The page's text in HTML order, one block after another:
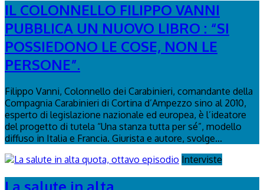
IL COLONNELLO FILIPPO VANNI
PUBBLICA UN NUOVO LIBRO : “SI
POSSIEDONO LE COSE, NON LE
PERSONE”.
Filippo Vanni, Colonnello dei Carabinieri, comandante della
Compagnia Carabinieri di Cortina d’Ampezzo sino al 2010,
esperto di legislazione nazionale ed europea, è l’ideatore
del progetto di tutela “Una stanza tutta per sé”, modello
diffuso in Italia e Francia. Giurista e autore, svolge...
Interviste
La salute in alta